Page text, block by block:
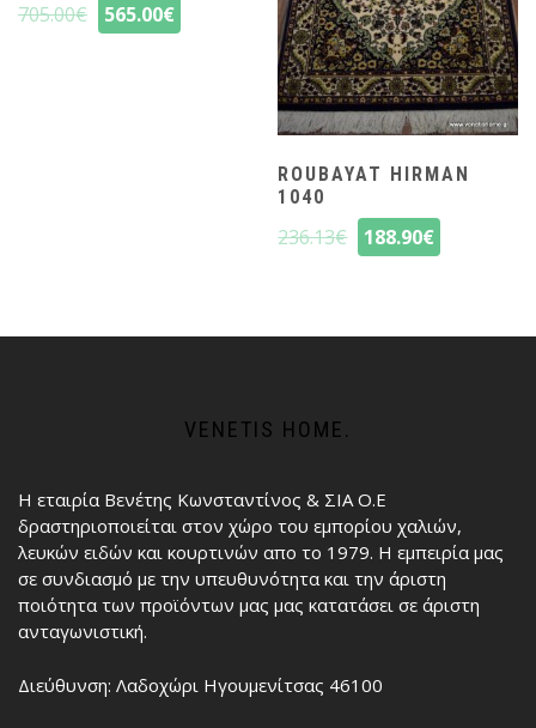
705.00€ 565.00€
ROUBAYAT HIRMAN
1040
236.13€ 188.90€
VENETIS HOME.
Η εταιρία Βενέτης Κωνσταντίνος & ΣΙΑ Ο.Ε
δραστηριοποιείται στον χώρο του εμπορίου χαλιών,
λευκών ειδών και κουρτινών απο το 1979. Η εμπειρία μας
σε συνδιασμό με την υπευθυνότητα και την άριστη
ποιότητα των προϊόντων μας μας κατατάσει σε άριστη
ανταγωνιστική.
Διεύθυνση: Λαδοχώρι Ηγουμενίτσας 46100